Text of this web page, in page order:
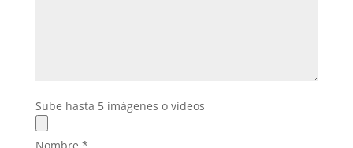
Sube hasta 5 imágenes o vídeos
Nombre *